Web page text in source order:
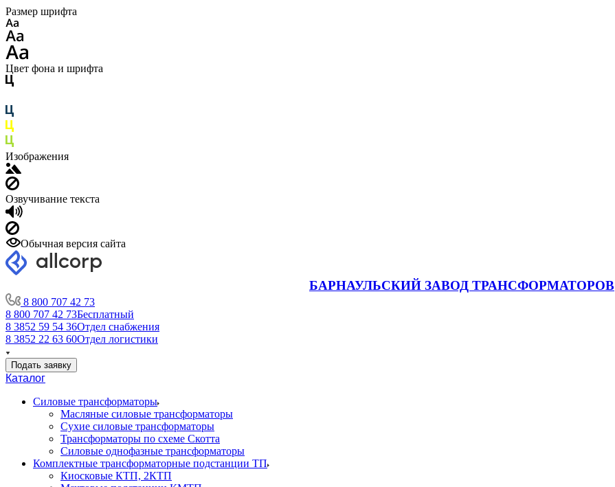
Размер шрифта
Цвет фона и шрифта
Изображения
Озвучивание текста
Обычная версия сайта
БАРНАУЛЬСКИЙ ЗАВОД ТРАНСФОРМАТОРОВ
8 800 707 42 73
8 800 707 42 73Бесплатный
8 3852 59 54 36Отдел снабжения
8 3852 22 63 60Отдел логистики
Подать заявку
Каталог
Силовые трансформаторы
Масляные силовые трансформаторы
Сухие силовые трансформаторы
Трансформаторы по схеме Скотта
Силовые однофазные трансформаторы
Комплектные трансформаторные подстанции ТП
Киосковые КТП, 2КТП